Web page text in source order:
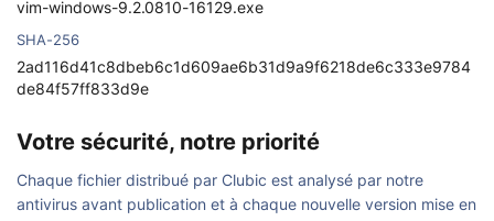
vim-windows-9.2.0810-16129.exe
SHA-256
2ad116d41c8dbeb6c1d609ae6b31d9a9f6218de6c333e9784
de84f57ff833d9e
Votre sécurité, notre priorité
Chaque fichier distribué par Clubic est analysé par notre
antivirus avant publication et à chaque nouvelle version mise en